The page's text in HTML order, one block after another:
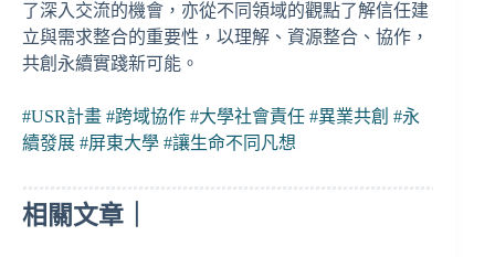
了深入交流的機會，亦從不同領域的觀點了解信任建
立與需求整合的重要性，以理解、資源整合、協作，
共創永續實踐新可能。
#USR計畫 #跨域協作 #大學社會責任 #異業共創 #永
續發展 #屏東大學 #讓生命不同凡想
相關文章｜